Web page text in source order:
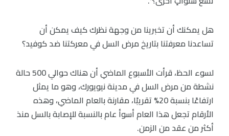
هل يمكنك أن تخبرينا من وجهة نظرك كيف يمكن أن
تساعدنا معرفتنا بتاريخ مرض السل في معركتنا ضد كوفيد؟
لسوء الحظ، قرأت الأسبوع الماضي أن هناك حوالي 500 حالة
نشطة من مرض السل في مدينة نيويورك، وهو ما يمثل
ارتفاعًا بنسبة 20% تقريبًا، مقارنة بالعام الماضي، وهذه
الأرقام تجعل هذا العام أسوأ عام بالنسبة للإصابة بالسل منذ
أكثر من عقد من الزمن.